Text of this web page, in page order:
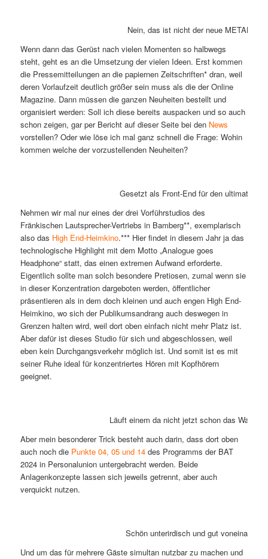
Nein, das ist nicht der neue
Wenn dann das Gerüst nach vielen Momenten so halbwegs
steht, geht es an die Umsetzung der vielen Ideen. Erst kommen
die Pressemitteilungen an die papiernen Zeitschriften* dran, weil
deren Vorlaufzeit deutlich größer sein muss als die der Online
Magazine. Dann müssen die ganzen Neuheiten bestellt und
organisiert werden: Soll ich diese bereits auspacken und so auch
schon zeigen, gar per Bericht auf dieser Seite bei den News
vorstellen? Oder wie löse ich mal ganz schnell die Frage: Wohin
kommen welche der vorzustellenden Neuheiten?
Gesetzt als Front-End für den ultimativen
Nehmen wir mal nur eines der drei Vorführstudios des
Fränkischen Lautsprecher-Vertriebs in Bamberg**, exemplarisch
also das High End-Heimkino.*** Hier findet in diesem Jahr ja das
technologische Highlight mit dem Motto „Analogue goes
Headphone“ statt, das einen extremen Aufwand erforderte.
Eigentlich sollte man solch besondere Pretiosen, zumal wenn sie
in dieser Konzentration dargeboten werden, öffentlicher
präsentieren als in dem doch kleinen und auch engen High End-
Heimkino, wo sich der Publikumsandrang auch deswegen in
Grenzen halten wird, weil dort oben einfach nicht mehr Platz ist.
Aber dafür ist dieses Studio für sich und abgeschlossen, weil
eben kein Durchgangsverkehr möglich ist. Und somit ist es mit
seiner Ruhe ideal für konzentriertes Hören mit Kopfhörern
geeignet.
Läuft einem da nicht jetzt schon das
Aber mein besonderer Trick besteht auch darin, dass dort oben
auch noch die Punkte 04, 05 und 14des Programms der BAT
2024 in Personalunion untergebracht werden. Beide
Anlagenkonzepte lassen sich jeweils getrennt, aber auch
verquickt nutzen.
Schön unterirdisch und gut
Und um das für mehrere Gäste simultan nutzbar zu machen und